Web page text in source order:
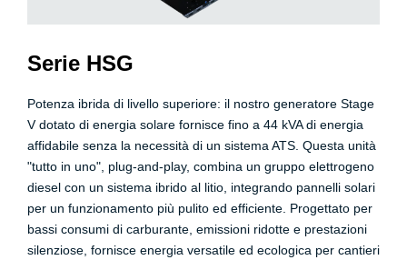
Serie HSG
Potenza ibrida di livello superiore: il nostro generatore Stage
V dotato di energia solare fornisce fino a 44 kVA di energia
affidabile senza la necessità di un sistema ATS. Questa unità
"tutto in uno", plug-and-play, combina un gruppo elettrogeno
diesel con un sistema ibrido al litio, integrando pannelli solari
per un funzionamento più pulito ed efficiente. Progettato per
bassi consumi di carburante, emissioni ridotte e prestazioni
silenziose, fornisce energia versatile ed ecologica per cantieri